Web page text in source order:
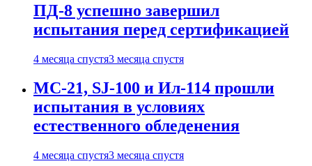
ПД-8 успешно завершил
испытания перед сертификацией
4 месяца спустя3 месяца спустя
МС-21, SJ-100 и Ил-114 прошли
испытания в условиях
естественного обледенения
4 месяца спустя3 месяца спустя